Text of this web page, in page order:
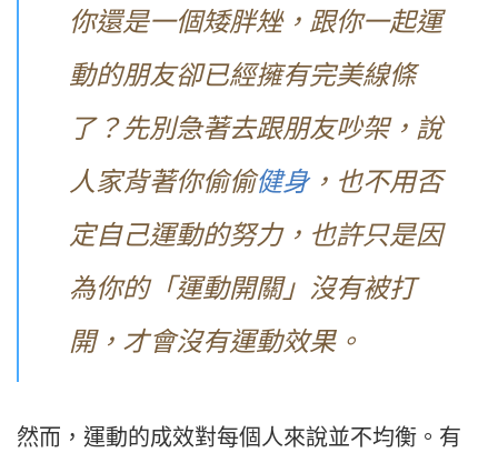
你還是一個矮胖矬，跟你一起運
動的朋友卻已經擁有完美線條
了？先別急著去跟朋友吵架，說
人家背著你偷偷健身，也不用否
定自己運動的努力，也許只是因
為你的「運動開關」沒有被打
開，才會沒有運動效果。
然而，運動的成效對每個人來說並不均衡。有